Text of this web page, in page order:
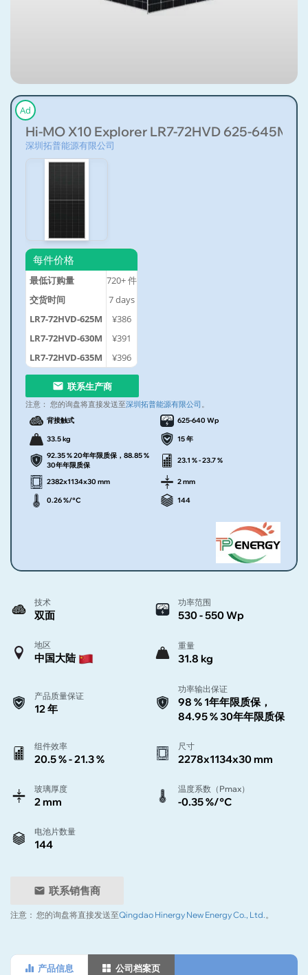
Ad
Hi-MO X10 Explorer LR7-72HVD 625-645M
深圳拓普能源有限公司
每件价格
最低订购量 720+件
交货时间
7days
LR7-72HVD-625M
¥386
LR7-72HVD-630M
¥391
LR7-72HVD-635M
¥396
联系生产商
注意： 您的询盘将直接发送至深圳拓普能源有限公司 。
背接触式 625-640 Wp
33.5 kg
15 年
92.35 % 20年年限质保，88.85 %
30年年限质保
23.1 % - 23.7 %
2382x1134x30 mm 2 mm
0.26 %/°C 144
技术
双面
功率范围
530 - 550 Wp
地区
中国大陆
重量
31.8 kg
产品质量保证
12 年
功率输出保证
98 % 1年年限质保，
84.95 % 30年年限质保
组件效率
20.5 % - 21.3 %
尺寸
2278x1134x30 mm
玻璃厚度
2 mm
温度系数（Pmax）
-0.35 %/°C
电池片数量
144
联系销售商
注意： 您的询盘将直接发送至Qingdao Hinergy New Energy Co., Ltd. 。
产品信息 公司档案页